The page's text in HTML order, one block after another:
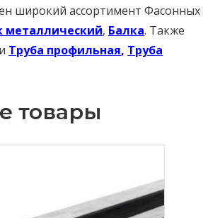
широкий ассортимент Фасонных
металлический, Балка. Также
Труба профильная, Труба
товары